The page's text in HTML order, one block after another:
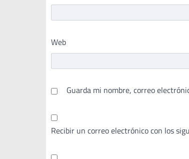
Web
Guarda mi nombre, correo
Recibir un correo electrónico con los